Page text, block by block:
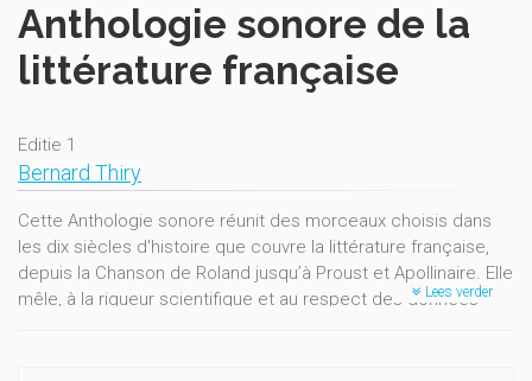
Anthologie sonore de la
littérature française
Editie 1
Bernard Thiry
Cette Anthologie sonore réunit des morceaux choisis dans
les dix siècles d'histoire que couvre la littérature française,
depuis la Chanson de Roland jusqu’à Proust et Apollinaire. Elle
mêle, à la rigueur scientifique et au respect des données
Lees verder